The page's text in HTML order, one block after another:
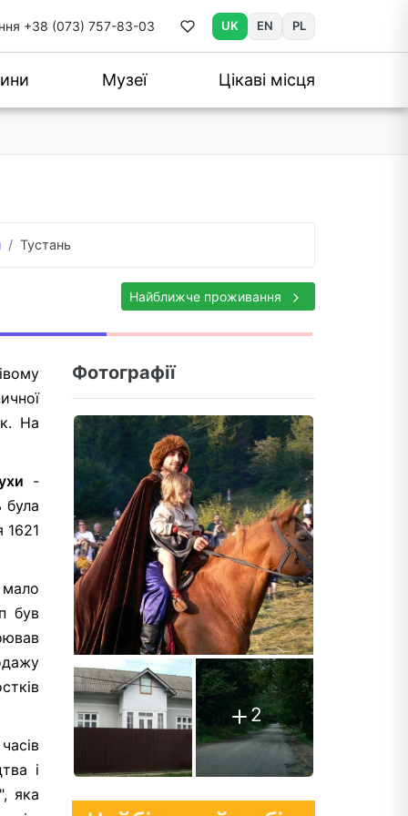
+38 (073) 757-83-03 UK EN PL
Музеї Цікаві місця
Тустань
Найближче проживання
На
-
була
1621
мало
був
і
яка
Фотографії
2